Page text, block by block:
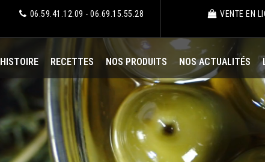
06.59.41.12.09 - 06.69.15.55.28 VENTE EN
HISTOIRE RECETTES NOS PRODUITS NOS ACTUALITÉS